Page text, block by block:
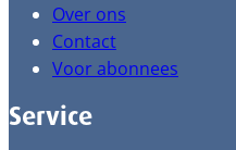
Over ons
Contact
Voor abonnees
Service